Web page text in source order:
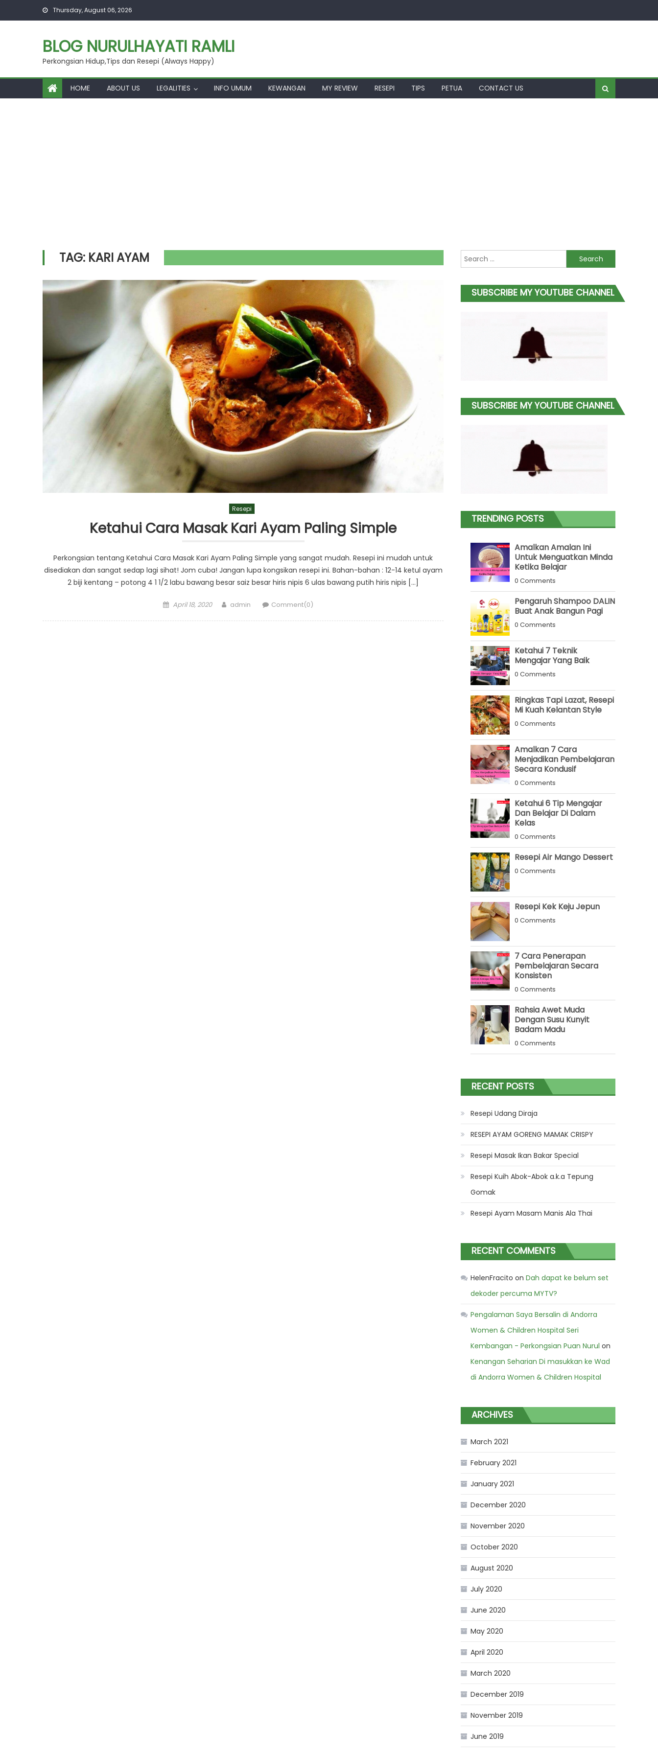
Thursday, August 06, 2026
BLOG NURULHAYATI RAMLI
Perkongsian Hidup,Tips dan Resepi (Always Happy)
HOME ABOUT US LEGALITIES INFO UMUM KEWANGAN MY REVIEW RESEPI TIPS PETUA CONTACT US
TAG: KARI AYAM
Resepi
Ketahui Cara Masak Kari Ayam Paling Simple
Perkongsian tentang Ketahui Cara Masak Kari Ayam Paling Simple yang sangat mudah. Resepi ini mudah untuk
disediakan dan sangat sedap lagi sihat! Jom cuba! Jangan lupa kongsikan resepi ini. Bahan-bahan : 12-14 ketul ayam
2 biji kentang – potong 4 1 1/2 labu bawang besar saiz besar hiris nipis 6 ulas bawang putih hiris nipis […]
Posted
April 18, 2020 Author
admin Comment(0)
Search
for:
SUBSCRIBE MY YOUTUBE CHANNEL
SUBSCRIBE MY YOUTUBE CHANNEL
TRENDING POSTS
Amalkan Amalan Ini
Untuk Menguatkan Minda
Ketika Belajar
0 Comments
Pengaruh Shampoo DALIN
Buat Anak Bangun Pagi
0 Comments
Ketahui 7 Teknik
Mengajar Yang Baik
0 Comments
Ringkas Tapi Lazat, Resepi
Mi Kuah Kelantan Style
0 Comments
Amalkan 7 Cara
Menjadikan Pembelajaran
Secara Kondusif
0 Comments
Ketahui 6 Tip Mengajar
Dan Belajar Di Dalam
Kelas
0 Comments
Resepi Air Mango Dessert
0 Comments
Resepi Kek Keju Jepun
0 Comments
7 Cara Penerapan
Pembelajaran Secara
Konsisten
0 Comments
Rahsia Awet Muda
Dengan Susu Kunyit
Badam Madu
0 Comments
RECENT POSTS
Resepi Udang Diraja
RESEPI AYAM GORENG MAMAK CRISPY
Resepi Masak Ikan Bakar Special
Resepi Kuih Abok-Abok a.k.a Tepung
Gomak
Resepi Ayam Masam Manis Ala Thai
RECENT COMMENTS
HelenFracito onDah dapat ke belum set
dekoder percuma MYTV?
Pengalaman Saya Bersalin di Andorra
Women & Children Hospital Seri
Kembangan - Perkongsian Puan Nurul on
Kenangan Seharian Di masukkan ke Wad
di Andorra Women & Children Hospital
ARCHIVES
March 2021
February 2021
January 2021
December 2020
November 2020
October 2020
August 2020
July 2020
June 2020
May 2020
April 2020
March 2020
December 2019
November 2019
June 2019